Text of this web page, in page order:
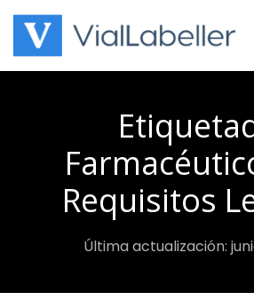
Skip
content
Requisitos
Última actualización: